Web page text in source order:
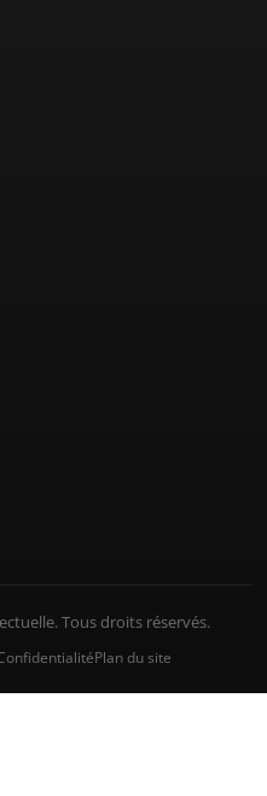
Tous droits réservés.
Plan du site